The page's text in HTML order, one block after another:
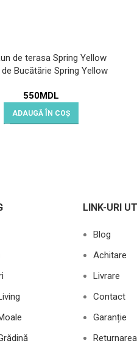
Bucătărie Spring Yellow
550MDL
ADAUGĂ ÎN COȘ
LINK-URI
Blog
Achitare
Livrare
Contact
Garanție
Returnarea